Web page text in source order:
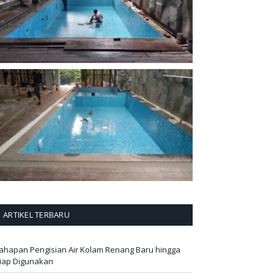
ARTIKEL TERBARU
Pengisian Air Kolam Renang Baru hingga
Digunakan